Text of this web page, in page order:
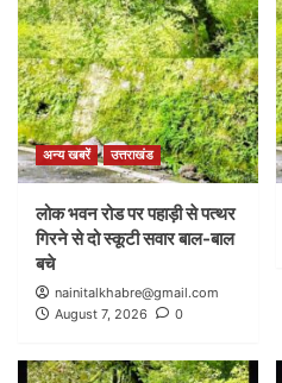
अन्य खबरें उत्तराखंड
लोक भवन रोड पर पहाड़ी से पत्थर
गिरने से दो स्कूटी सवार बाल-बाल
बचे
nainitalkhabre@gmail.com
August 7, 2026
0